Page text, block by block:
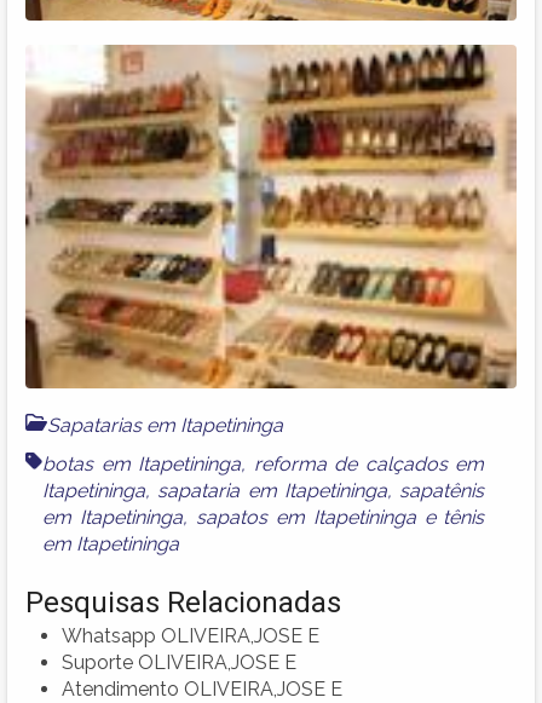
Sapatarias em Itapetininga
botas em Itapetininga, reforma de calçados em
Itapetininga, sapataria em Itapetininga, sapatênis
em Itapetininga, sapatos em Itapetiningae tênis
em Itapetininga
Pesquisas Relacionadas
Whatsapp OLIVEIRA,JOSE E
Suporte OLIVEIRA,JOSE E
Atendimento OLIVEIRA,JOSE E